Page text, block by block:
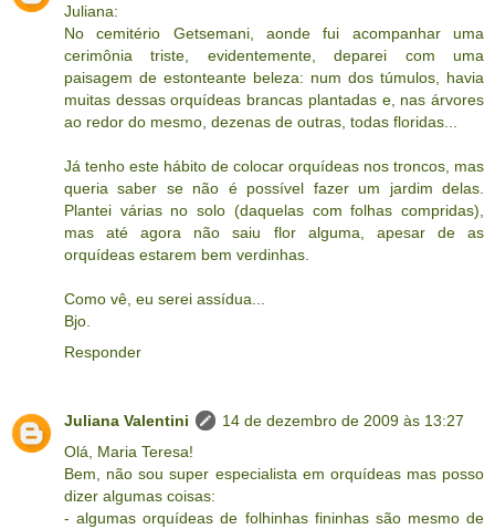
Juliana:
No cemitério Getsemani, aonde fui acompanhar uma
cerimônia triste, evidentemente, deparei com uma
paisagem de estonteante beleza: num dos túmulos, havia
muitas dessas orquídeas brancas plantadas e, nas árvores
ao redor do mesmo, dezenas de outras, todas floridas...
Já tenho este hábito de colocar orquídeas nos troncos, mas
queria saber se não é possível fazer um jardim delas.
Plantei várias no solo (daquelas com folhas compridas),
mas até agora não saiu flor alguma, apesar de as
orquídeas estarem bem verdinhas.
Como vê, eu serei assídua...
Bjo.
Responder
Juliana Valentini
14 de dezembro de 2009 às 13:27
Olá, Maria Teresa!
Bem, não sou super especialista em orquídeas mas posso
dizer algumas coisas:
- algumas orquídeas de folhinhas fininhas são mesmo de